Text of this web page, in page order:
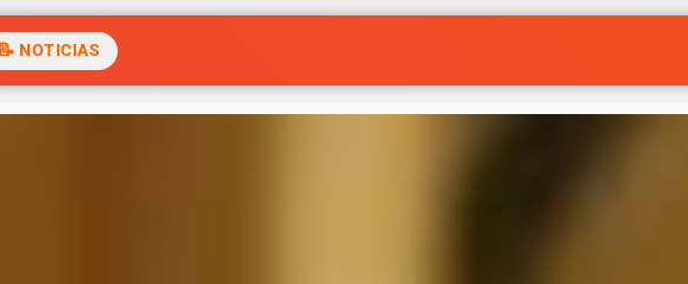
📝 NOTICIAS